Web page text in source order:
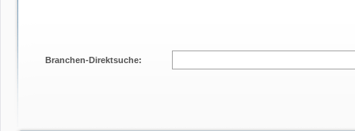
Branchen-Direktsuche: